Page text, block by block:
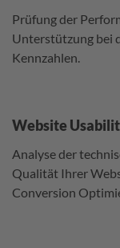
Prüfung der
Unterstützung bei
Kennzahlen.
Website
Analyse der
Qualität Ihrer
Conversion